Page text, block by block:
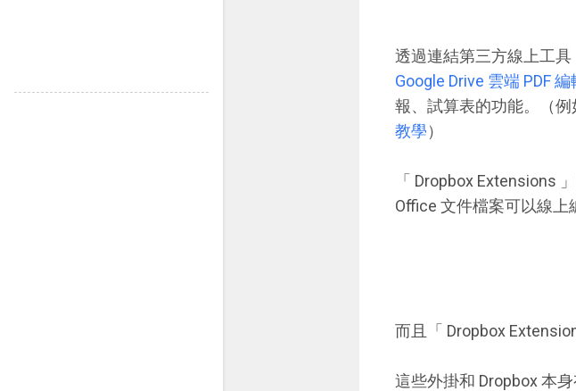
透過連結第三方線上工具
Google Drive 雲端 PDF
報、試算表的功能。（例
教學）
「 Dropbox Extensions
Office 文件檔案可以線上
而且「 Dropbox
這些外掛和 Dropbox 本